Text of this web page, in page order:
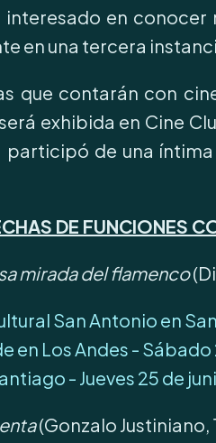
en conocer
en una tercera
que contarán con
exhibida en Cine
participó de una
DE FUNCIONES
mirada del flamenco
San Antonio en
en Los Andes -
- Jueves 25 de
(Gonzalo Justiniano,